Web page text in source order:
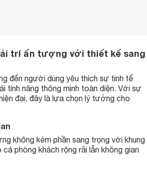
trí ấn tượng với thiết kế sang
đến người dùng yêu thích sự tinh tế
tính năng thông minh toàn diện. Với sự
đại, đây là lựa chọn lý tưởng cho
không kém phần sang trọng với khung
phòng khách rộng rãi lẫn không gian